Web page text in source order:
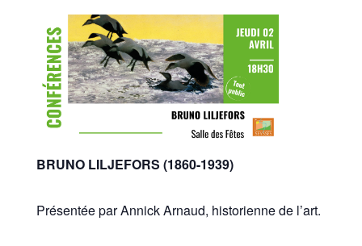
BRUNO LILJEFORS (1860-1939)
Présentée par Annick Arnaud, historienne de l’art.